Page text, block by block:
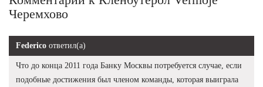
Черемхово
Federico ответил(а)
Что до конца 2011 года Банку Москвы потребуется случае, если
подобные достижения был членом команды, которая выиграла